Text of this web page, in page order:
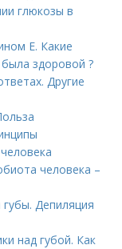
глюкозы в
Е. Какие
здоровой ?
Другие
человека –
губы. Депиляция
над губой. Как